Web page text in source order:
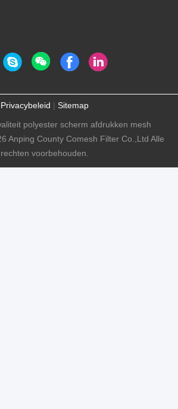
Privacybeleid | Sitemap
polyester scherm afdrukken mesh
Anping County Comesh Filter Co.,Ltd Alle
rechten voorbehouden.